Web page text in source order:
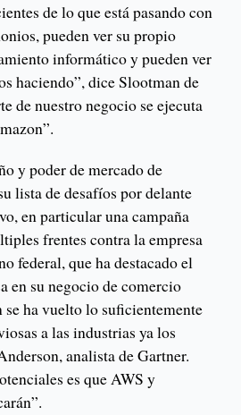
de lo que está pasando con
pueden ver su propio
informático y pueden ver
haciendo”, dice Slootman de
de nuestro negocio se ejecuta
y poder de mercado de
lista de desafíos por delante
en particular una campaña
frentes contra la empresa
federal, que ha destacado el
en su negocio de comercio
ha vuelto lo suficientemente
a las industrias ya los
analista de Gartner.
es que AWS y